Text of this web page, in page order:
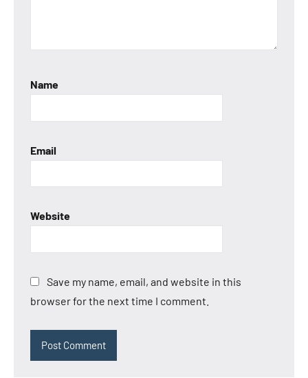
Name
Email
Website
Save my name, email, and website in this
browser for the next time I comment.